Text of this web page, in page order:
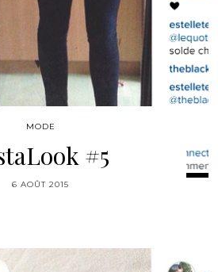
MODE
#5
6 AOÛT 2015